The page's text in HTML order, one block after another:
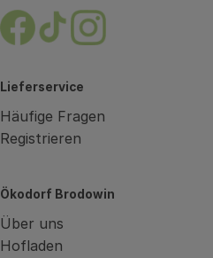
Externer Link zu https://
Externer Link zu
Externer Link
Lieferservice
Häufige Fragen
Registrieren
Ökodorf Brodowin
Über uns
Hofladen